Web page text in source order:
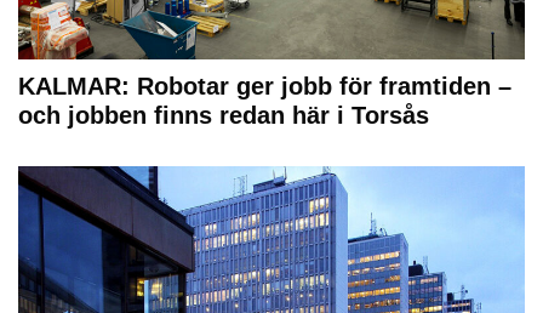
KALMAR: Robotar ger jobb för framtiden –
och jobben finns redan här i Torsås